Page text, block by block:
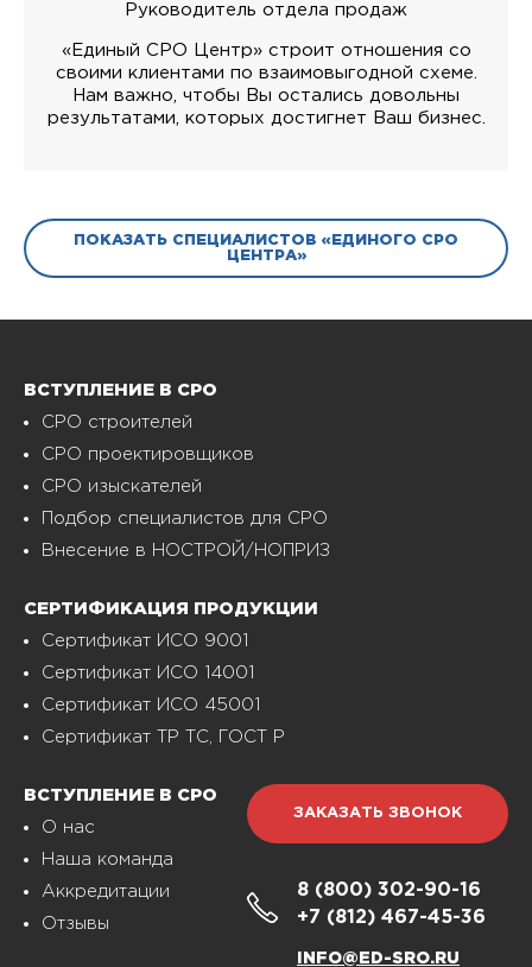
Руководитель отдела продаж
«Единый СРО Центр» строит отношения со
своими клиентами по взаимовыгодной схеме.
Нам важно, чтобы Вы остались довольны
результатами, которых достигнет Ваш бизнес.
ПОКАЗАТЬ СПЕЦИАЛИСТОВ «ЕДИНОГО СРО
ЦЕНТРА»
ВСТУПЛЕНИЕ В СРО
СРО строителей
СРО проектировщиков
СРО изыскателей
Подбор специалистов для СРО
Внесение в НОСТРОЙ/НОПРИЗ
СЕРТИФИКАЦИЯ ПРОДУКЦИИ
Сертификат ИСО 9001
Сертификат ИСО 14001
Сертификат ИСО 45001
Сертификат ТР ТС, ГОСТ Р
ВСТУПЛЕНИЕ В СРО
О нас
Наша команда
Аккредитации
Отзывы
ЗАКАЗАТЬ ЗВОНОК
8 (800) 302-90-16
+7 (812) 467-45-36
INFO@ED-SRO.RU